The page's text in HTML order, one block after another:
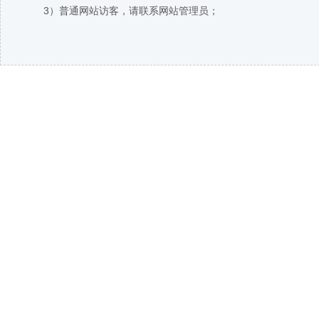
3）普通网站访客，请联系网站管理员；